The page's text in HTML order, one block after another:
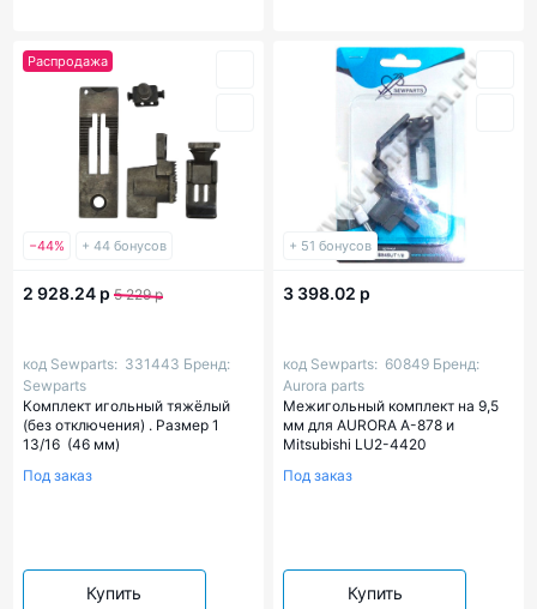
Распродажа
−44% + 44 бонусов
2 928.24 р5 229 р
код Sewparts: 331443 Бренд:
Sewparts
Комплект игольный тяжёлый
(без отключения) . Размер 1
13/16 (46 мм)
Под заказ
Купить
+ 51 бонусов
3 398.02 р
код Sewparts: 60849 Бренд:
Aurora parts
Межигольный комплект на 9,5
мм для AURORA A-878 и
Mitsubishi LU2-4420
Под заказ
Купить